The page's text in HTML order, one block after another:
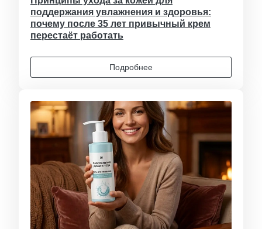
поддержания увлажнения и здоровья:
почему после 35 лет привычный крем
перестаёт работать
Подробнее